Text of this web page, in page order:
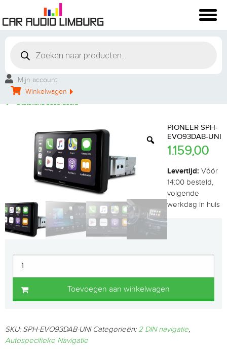
Mijn account
Winkelwagen
Persoonlijke service
Groot aanbod
Uitstekend beoordeeld
PIONEER SPH-
EVO93DAB-UNI
1.159,00
Levertijd: Vóór
14:00 besteld,
volgende
werkdag in huis
Toevoegen aan winkelwagen
SKU: SPH-EVO93DAB-UNI Categorieën: 2 DIN navigatie,
Autospecifieke Navigatie